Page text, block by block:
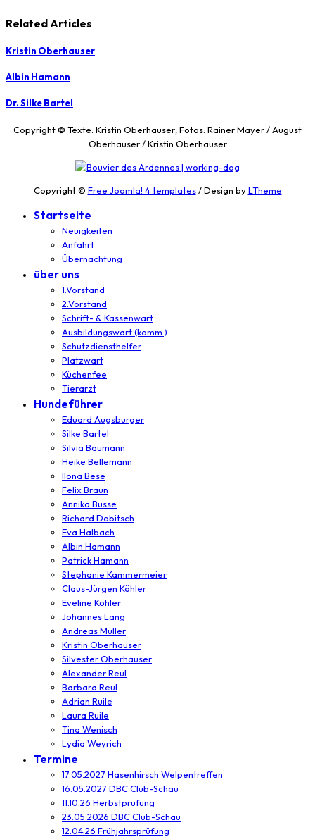
Related Articles
Kristin Oberhauser
Albin Hamann
Dr. Silke Bartel
Copyright © Texte: Kristin Oberhauser; Fotos: Rainer Mayer / August
Oberhauser / Kristin Oberhauser
Copyright © Free Joomla! 4 templates/ Design byLTheme
Startseite
Neuigkeiten
Anfahrt
Übernachtung
über uns
1.Vorstand
2.Vorstand
Schrift- & Kassenwart
Ausbildungswart (komm.)
Schutzdiensthelfer
Platzwart
Küchenfee
Tierarzt
Hundeführer
Eduard Augsburger
Silke Bartel
Silvia Baumann
Heike Bellemann
Ilona Bese
Felix Braun
Annika Busse
Richard Dobitsch
Eva Halbach
Albin Hamann
Patrick Hamann
Stephanie Kammermeier
Claus-Jürgen Köhler
Eveline Köhler
Johannes Lang
Andreas Müller
Kristin Oberhauser
Silvester Oberhauser
Alexander Reul
Barbara Reul
Adrian Ruile
Laura Ruile
Tina Wenisch
Lydia Weyrich
Termine
17.05.2027 Hasenhirsch Welpentreffen
16.05.2027 DBC Club-Schau
11.10.26 Herbstprüfung
23.05.2026 DBC Club-Schau
12.04.26 Frühjahrsprüfung